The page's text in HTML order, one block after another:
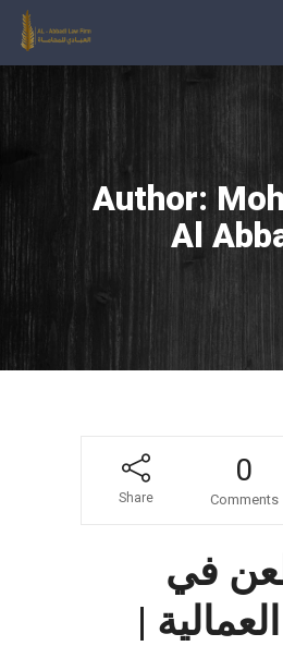
Author:
Al
0
Comments
Share
في
|